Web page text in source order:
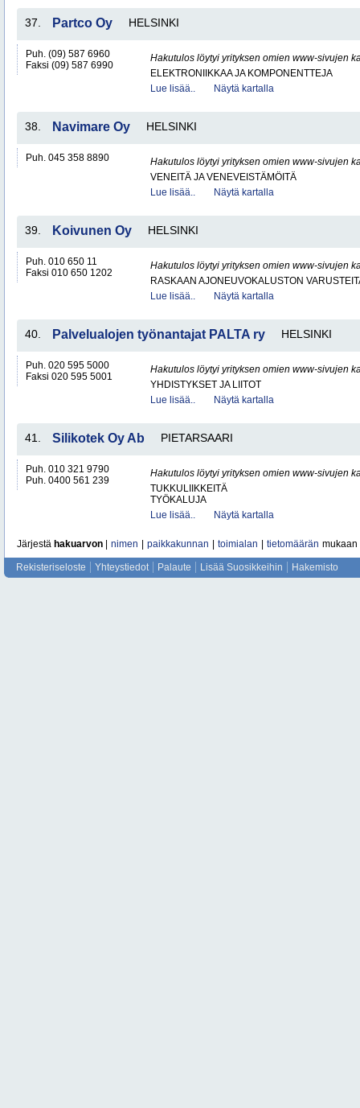
37. Partco Oy HELSINKI
Puh. (09) 587 6960
Faksi (09) 587 6990
Hakutulos löytyi yrityksen omien www-sivujen
ELEKTRONIIKKAA JA KOMPONENTTEJA
Lue lisää..
Näytä kartalla
38. Navimare Oy HELSINKI
Puh. 045 358 8890
Hakutulos löytyi yrityksen omien www-sivujen
VENEITÄ JA VENEVEISTÄMÖITÄ
Lue lisää..
Näytä kartalla
39. Koivunen Oy HELSINKI
Puh. 010 650 11
Faksi 010 650 1202
Hakutulos löytyi yrityksen omien www-sivujen
RASKAAN AJONEUVOKALUSTON
Lue lisää..
Näytä kartalla
40. Palvelualojen työnantajat PALTA ry HELSINKI
Puh. 020 595 5000
Faksi 020 595 5001
Hakutulos löytyi yrityksen omien www-sivujen
YHDISTYKSET JA LIITOT
Lue lisää..
Näytä kartalla
41. Silikotek Oy Ab PIETARSAARI
Puh. 010 321 9790
Puh. 0400 561 239
Hakutulos löytyi yrityksen omien www-sivujen
TUKKULIIKKEITÄ
TYÖKALUJA
Lue lisää..
Näytä kartalla
Järjestä hakuarvon nimen paikkakunnan toimialan tietomäärän mukaan
Rekisteriseloste Yhteystiedot Palaute Lisää Suosikkeihin Hakemisto